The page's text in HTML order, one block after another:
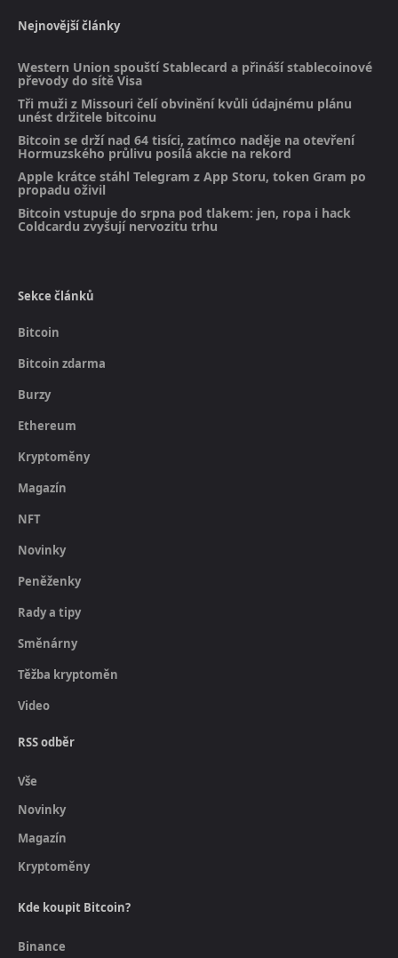
Nejnovější články
Western Union spouští Stablecard a přináší stablecoinové
převody do sítě Visa
Tři muži z Missouri čelí obvinění kvůli údajnému plánu
unést držitele bitcoinu
Bitcoin se drží nad 64 tisíci, zatímco naděje na otevření
Hormuzského průlivu posílá akcie na rekord
Apple krátce stáhl Telegram z App Storu, token Gram po
propadu oživil
Bitcoin vstupuje do srpna pod tlakem: jen, ropa i hack
Coldcardu zvyšují nervozitu trhu
Sekce článků
Bitcoin
Bitcoin zdarma
Burzy
Ethereum
Kryptoměny
Magazín
NFT
Novinky
Peněženky
Rady a tipy
Směnárny
Těžba kryptoměn
Video
RSS odběr
Vše
Novinky
Magazín
Kryptoměny
Kde koupit Bitcoin?
Binance